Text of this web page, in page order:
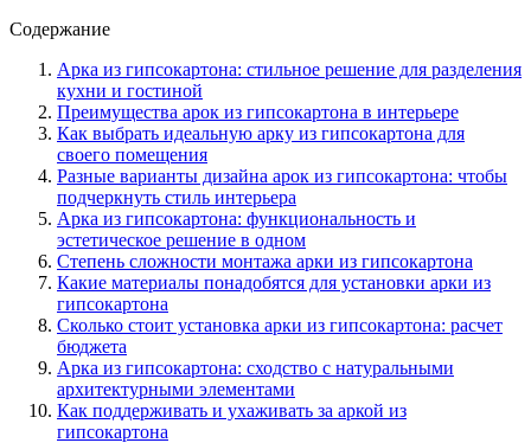
Содержание
Арка из гипсокартона: стильное решение для разделения
кухни и гостиной
Преимущества арок из гипсокартона в интерьере
Как выбрать идеальную арку из гипсокартона для
своего помещения
Разные варианты дизайна арок из гипсокартона: чтобы
подчеркнуть стиль интерьера
Арка из гипсокартона: функциональность и
эстетическое решение в одном
Степень сложности монтажа арки из гипсокартона
Какие материалы понадобятся для установки арки из
гипсокартона
Сколько стоит установка арки из гипсокартона: расчет
бюджета
Арка из гипсокартона: сходство с натуральными
архитектурными элементами
Как поддерживать и ухаживать за аркой из
гипсокартона